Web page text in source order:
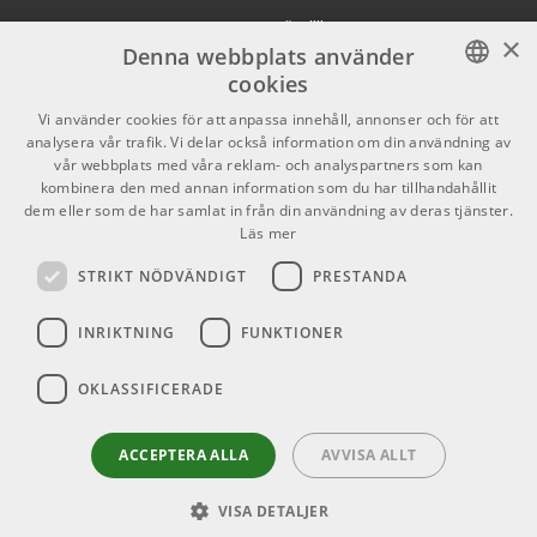
X
Youtube
TikTok
Köpvillkor
Butiken
Varumärken
GDPR & Cookies
Kontakt
Info
Mån-Fre: 10.00-18.00
Helgdagar
SWEDISH
ENGLISH
×
Denna webbplats använder
cookies
Vi använder cookies för att anpassa innehåll, annonser och för att
analysera vår trafik. Vi delar också information om din användning av
vår webbplats med våra reklam- och analyspartners som kan
kombinera den med annan information som du har tillhandahållit
dem eller som de har samlat in från din användning av deras tjänster.
Läs mer
STRIKT NÖDVÄNDIGT PRESTANDA
INRIKTNING FUNKTIONER
OKLASSIFICERADE
ACCEPTERA ALLA AVVISA ALLT
VISA DETALJER